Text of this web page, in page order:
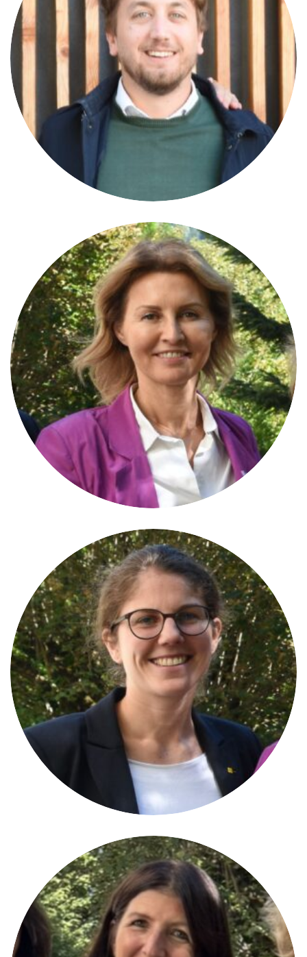
Paolo Luciani
MEMBRE DU COMITÉ DIRECTEUR
Belluno/IT
Sara Tomatis
COPRÉSIDENTE
Conseillère municipale à Coni/I
Isabelle Hanselmann
VICE-PRÉSIDENTE
Brig-Glis/CH
Anna Gusmeroli